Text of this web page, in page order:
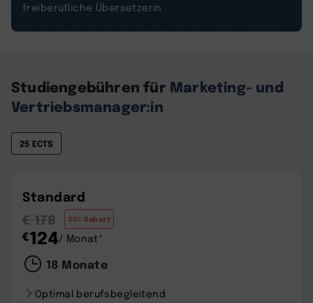
freiberufliche Übersetzerin
Studiengebühren für Marketing- und
Vertriebsmanager:in
25 ECTS
Standard
€ 178
30% Rabatt
€124/ Monat*
18 Monate
Optimal berufsbegleitend